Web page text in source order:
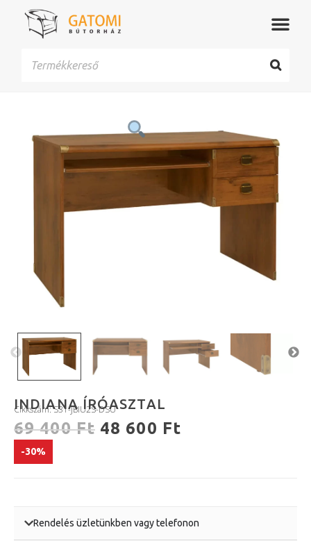
INDIANA ÍRÓASZTAL
Cikkszám: S31-JBIU2S-DSU
69 400Ft 48 600 Ft
-30%
Rendelés üzletünkben vagy telefonon